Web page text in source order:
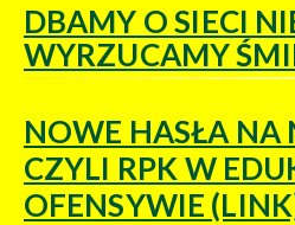
DBAMY O SIECI
WYRZUCAMY
NOWE HASŁA NA
CZYLI RPK W
OFENSYWIE